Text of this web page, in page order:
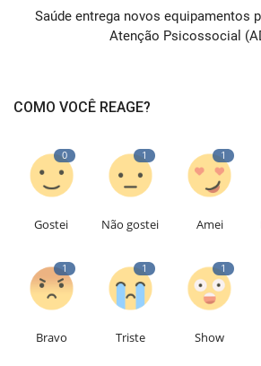
Saúde entrega novos equipamentos
Atenção Psicossocial
COMO VOCÊ REAGE?
0
Gostei
1
Não gostei
1
Amei
1
Bravo
1
Triste
1
Show